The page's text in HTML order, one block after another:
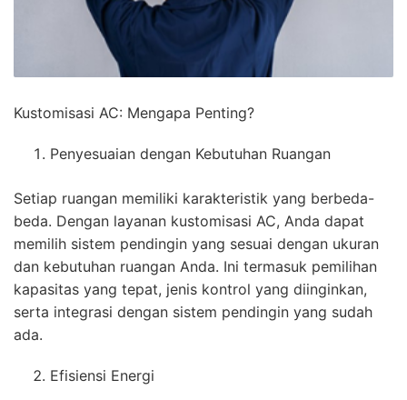
Kustomisasi AC: Mengapa Penting?
Penyesuaian dengan Kebutuhan Ruangan
Setiap ruangan memiliki karakteristik yang berbeda-
beda. Dengan layanan kustomisasi AC, Anda dapat
memilih sistem pendingin yang sesuai dengan ukuran
dan kebutuhan ruangan Anda. Ini termasuk pemilihan
kapasitas yang tepat, jenis kontrol yang diinginkan,
serta integrasi dengan sistem pendingin yang sudah
ada.
Efisiensi Energi